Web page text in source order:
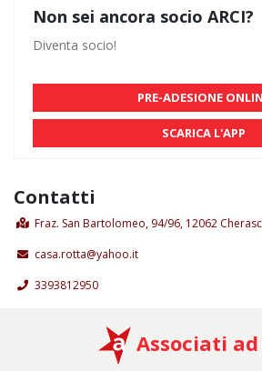
Non sei ancora socio ARCI?
Diventa socio!
PRE-ADESIONE
SCARICA L'APP
Contatti
Fraz. San Bartolomeo, 94/96, 12062
casa.rotta@yahoo.it
3393812950
Associati ad